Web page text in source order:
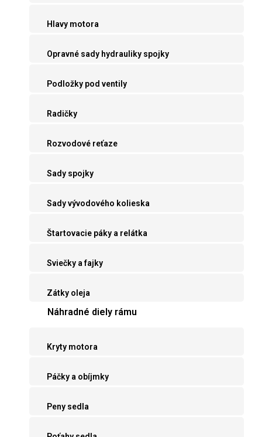
Hlavy motora
Opravné sady hydrauliky spojky
Podložky pod ventily
Radičky
Rozvodové reťaze
Sady spojky
Sady vývodového kolieska
Štartovacie páky a relátka
Sviečky a fajky
Zátky oleja
Náhradné diely rámu
Kryty motora
Páčky a obíjmky
Peny sedla